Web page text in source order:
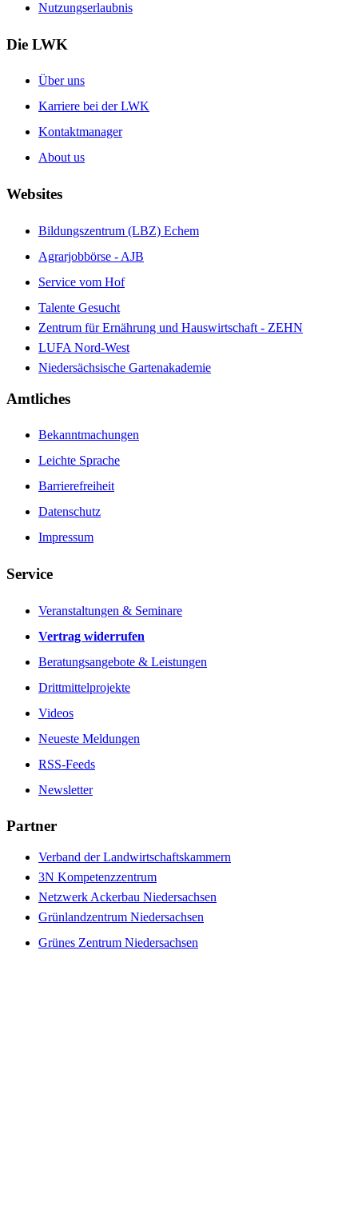
Nutzungserlaubnis
Die LWK
Über uns
Karriere bei der LWK
Kontaktmanager
About us
Websites
Bildungszentrum (LBZ) Echem
Agrarjobbörse - AJB
Service vom Hof
Talente Gesucht
Zentrum für Ernährung und Hauswirtschaft - ZEHN
LUFA Nord-West
Niedersächsische Gartenakademie
Amtliches
Bekanntmachungen
Leichte Sprache
Barrierefreiheit
Datenschutz
Impressum
Service
Veranstaltungen & Seminare
Vertrag widerrufen
Beratungsangebote & Leistungen
Drittmittelprojekte
Videos
Neueste Meldungen
RSS-Feeds
Newsletter
Partner
Verband der Landwirtschaftskammern
3N Kompetenzzentrum
Netzwerk Ackerbau Niedersachsen
Grünlandzentrum Niedersachsen
Grünes Zentrum Niedersachsen